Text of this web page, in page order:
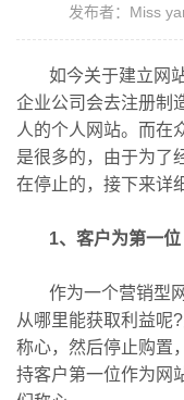
发布者：Miss
如今关于建立网
企业公司会去注册制
人的个人网站。而在
是很多的，由于为了
在停止的，接下来详
1、客户为第一位
作为一个营销型
从哪里能获取利益呢
称心，然后停止购置
持客户第一位作为网